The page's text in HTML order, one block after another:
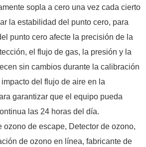
sopla a cero una vez cada cierto
la estabilidad del punto cero, para
punto cero afecte la precisión de la
el flujo de gas, la presión y la
sin cambios durante la calibración
del flujo de aire en la
garantizar que el equipo pueda
las 24 horas del día.
ozono de escape, Detector de ozono,
de ozono en línea, fabricante de